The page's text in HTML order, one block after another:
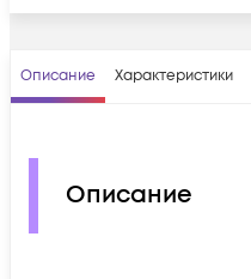
Описание Характеристики
Описание